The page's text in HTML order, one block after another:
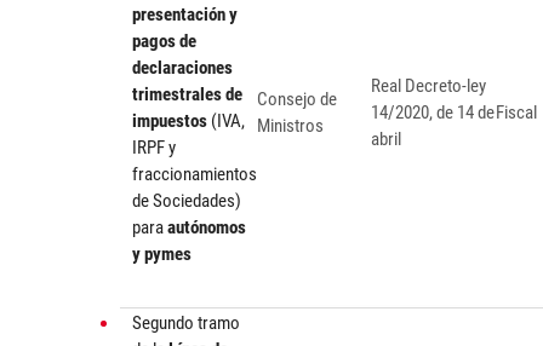
presentación y
pagos de
declaraciones
trimestrales de
impuestos (IVA,
IRPF y
fraccionamientos
de Sociedades)
paraautónomos
y pymes
Consejo de
Ministros
Real Decreto-ley
14/2020, de 14 de
abril
Fiscal
Segundo tramo